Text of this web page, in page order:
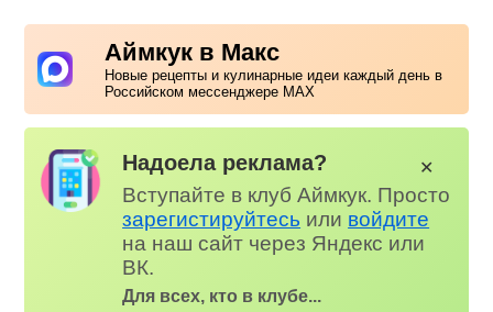
Аймкук в Макс
Новые рецепты и кулинарные идеи каждый день в
Российском мессенджере MAX
Надоела реклама?
Вступайте в клуб Аймкук. Просто
зарегистируйтесь или войдите
на наш сайт через Яндекс или
ВК.
Для всех, кто в клубе...
✕